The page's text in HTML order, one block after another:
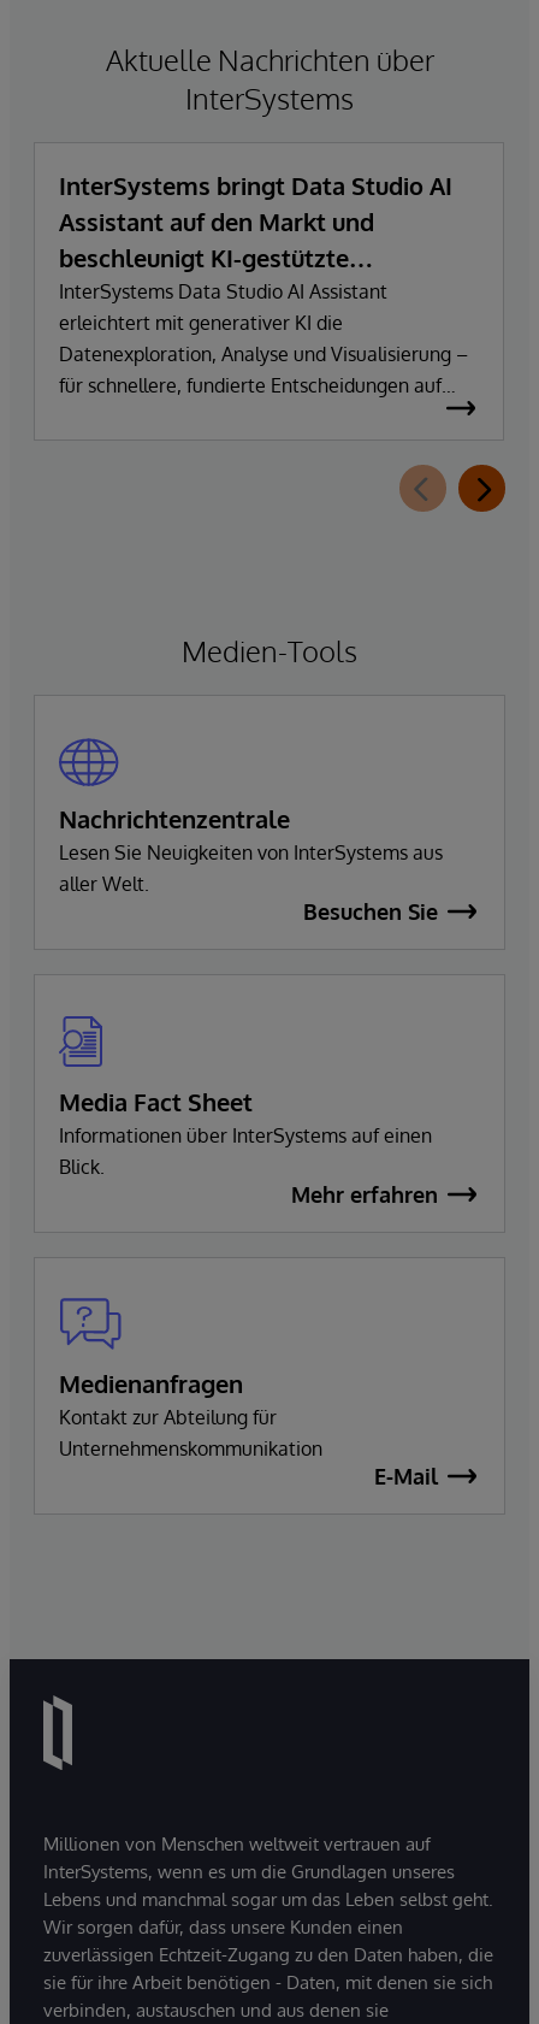
Aktuelle Nachrichten über
InterSystems
InterSystems bringt Data Studio AI
Assistant auf den Markt und
beschleunigt KI-gestützte
Datenexploration und
Erkenntnisgewinnung
InterSystems Data Studio AI Assistant
erleichtert mit generativer KI die
Datenexploration, Analyse und Visualisierung –
für schnellere, fundierte Entscheidungen auf
Basis vertrauenswürdiger Unternehmensdaten.
Medien-Tools
Nachrichtenzentrale
Lesen Sie Neuigkeiten von InterSystems aus
aller Welt.
Besuchen Sie
Media Fact Sheet
Informationen über InterSystems auf einen
Blick.
Mehr erfahren
Medienanfragen
Kontakt zur Abteilung für
Unternehmenskommunikation
E-Mail
Millionen von Menschen weltweit vertrauen auf
InterSystems, wenn es um die Grundlagen unseres
Lebens und manchmal sogar um das Leben selbst geht.
Wir sorgen dafür, dass unsere Kunden einen
zuverlässigen Echtzeit-Zugang zu den Daten haben, die
sie für ihre Arbeit benötigen - Daten, mit denen sie sich
verbinden, austauschen und aus denen sie